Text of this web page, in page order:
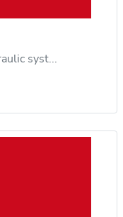
syst...